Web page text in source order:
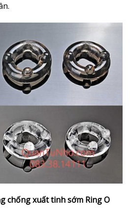
chống xuất tinh sớm Ring O